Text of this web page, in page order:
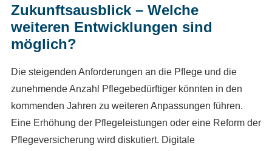
Zukunftsausblick – Welche
weiteren Entwicklungen sind
möglich?
Die steigenden Anforderungen an die Pflege und die
zunehmende Anzahl Pflegebedürftiger könnten in den
kommenden Jahren zu weiteren Anpassungen führen.
Eine Erhöhung der Pflegeleistungen oder eine Reform der
Pflegeversicherung wird diskutiert. Digitale